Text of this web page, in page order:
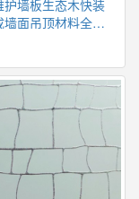
护墙板生态木快装
墙面吊顶材料全屋
邮）